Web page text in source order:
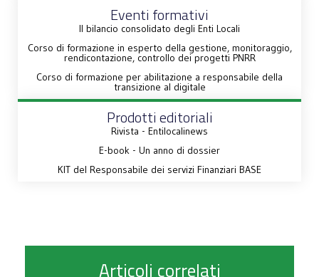
Eventi formativi
Il bilancio consolidato degli Enti Locali
Corso di formazione in esperto della gestione, monitoraggio,
rendicontazione, controllo dei progetti PNRR
Corso di formazione per abilitazione a responsabile della
transizione al digitale
Prodotti editoriali
Rivista - Entilocalinews
E-book - Un anno di dossier
KIT del Responsabile dei servizi Finanziari BASE
Articoli correlati